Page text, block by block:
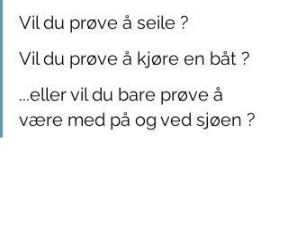
Vil du prøve å seile ?
Vil du prøve å kjøre en båt ?
...eller vil du bare prøve å
være med på og ved sjøen ?